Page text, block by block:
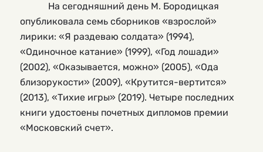
На сегодняшний день М. Бородицкая
опубликовала семь сборников «взрослой»
лирики: «Я раздеваю солдата» (1994),
«Одиночное катание» (1999), «Год лошади»
(2002), «Оказывается, можно» (2005), «Ода
близорукости» (2009), «Крутится-вертится»
(2013), «Тихие игры» (2019). Четыре последних
книги удостоены почетных дипломов премии
«Московский счет».